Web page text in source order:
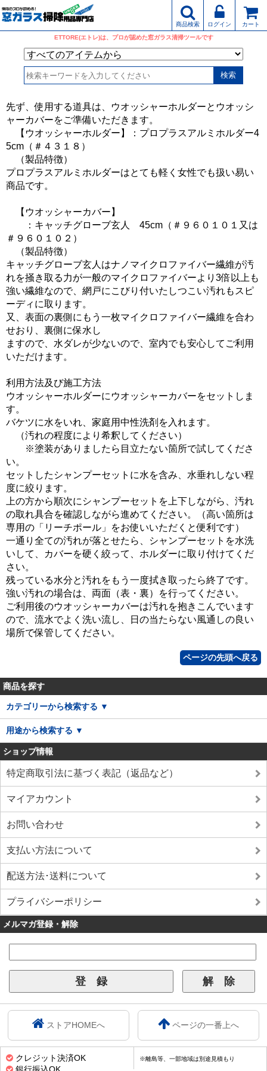
商品検索 ログイン
カート
ETTORE(エトレ)は、プロが認めた窓ガラス清掃ツールです
先ず、使用する道具は、ウオッシャーホルダーとウオッシ
ャーカバーをご準備いただきます。
【ウオッシャーホルダー】：プロプラスアルミホルダー4
5cm（＃４３１８）
（製品特徴）
プロプラスアルミホルダーはとても軽く女性でも扱い易い
商品です。
【ウオッシャーカバー】
：キャッチグローブ玄人 45cm（＃９６０１０１又は
＃９６０１０２）
（製品特徴）
キャッチグローブ玄人はナノマイクロファイバー繊維が汚
れを掻き取る力が一般のマイクロファイバーより3倍以上も
強い繊維なので、網戸にこびり付いたしつこい汚れもスピ
ーディに取ります。
又、表面の裏側にもう一枚マイクロファイバー繊維を合わ
せおり、裏側に保水し
ますので、水ダレが少ないので、室内でも安心してご利用
いただけます。
利用方法及び施工方法
ウオッシャーホルダーにウオッシャーカバーをセットしま
す。
バケツに水をいれ、家庭用中性洗剤を入れます。
（汚れの程度により希釈してください）
※塗装がありましたら目立たない箇所で試してくださ
い。
セットしたシャンプーセットに水を含み、水垂れしない程
度に絞ります。
上の方から順次にシャンプーセットを上下しながら、汚れ
の取れ具合を確認しながら進めてください。（高い箇所は
専用の「リーチポール」をお使いいただくと便利です）
一通り全ての汚れが落とせたら、シャンプーセットを水洗
いして、カバーを硬く絞って、ホルダーに取り付けてくだ
さい。
残っている水分と汚れをもう一度拭き取ったら終了です。
強い汚れの場合は、両面（表・裏）を行ってください。
ご利用後のウオッシャーカバーは汚れを抱きこんでいます
ので、流水でよく洗い流し、日の当たらない風通しの良い
場所で保管してください。
ページの先頭へ戻る
商品を探す
カテゴリーから検索する ▼
用途から検索する ▼
ショップ情報
特定商取引法に基づく表記（返品など）
マイアカウント
お問い合わせ
支払い方法について
配送方法･送料について
プライバシーポリシー
メルマガ登録・解除
ストアHOMEへ ページの一番上へ
クレジット決済OK
※離島等、一部地域は別途見積もり